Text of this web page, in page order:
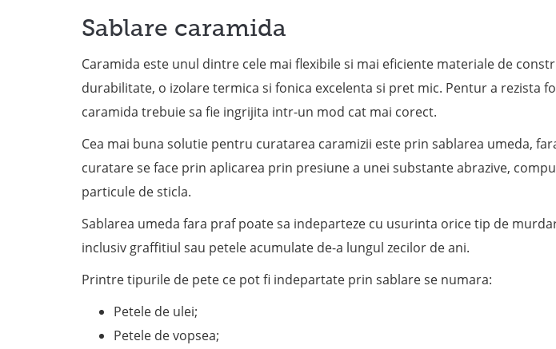
Sablare caramida
Caramida este unul dintre cele mai flexibile si mai eficiente materiale de
durabilitate, o izolare termica si fonica excelenta si pret mic. Pentur a rezista
caramida trebuie sa fie ingrijita intr-un mod cat mai corect.
Cea mai buna solutie pentru curatarea caramizii este prin sablarea umeda,
curatare se face prin aplicarea prin presiune a unei substante abrazive,
particule de sticla.
Sablarea umeda fara praf poate sa indeparteze cu usurinta orice tip de
inclusiv graffitiul sau petele acumulate de-a lungul zecilor de ani.
Printre tipurile de pete ce pot fi indepartate prin sablare se numara:
Petele de ulei;
Petele de vopsea;